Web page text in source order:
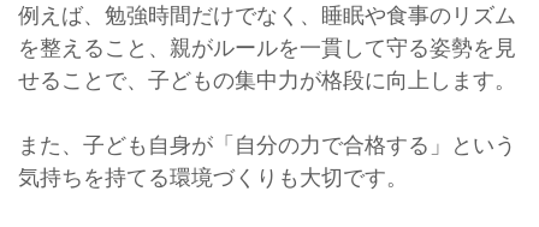
例えば、勉強時間だけでなく、睡眠や食事のリズム
を整えること、親がルールを一貫して守る姿勢を見
せることで、子どもの集中力が格段に向上します。
また、子ども自身が「自分の力で合格する」という
気持ちを持てる環境づくりも大切です。